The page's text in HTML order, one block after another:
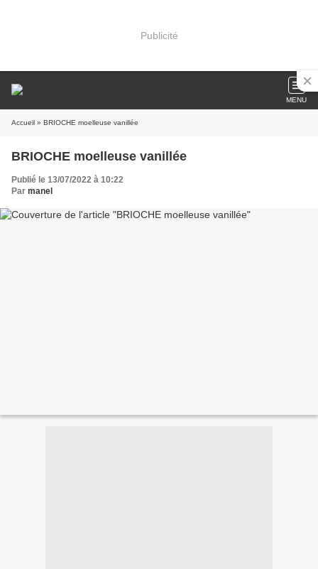
Publicité
MENU
Accueil » BRIOCHE moelleuse vanillée
BRIOCHE moelleuse vanillée
Publié le 13/07/2022 à 10:22
Par manel